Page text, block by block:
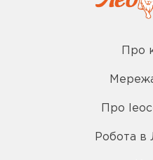
Про
Про
Робота в